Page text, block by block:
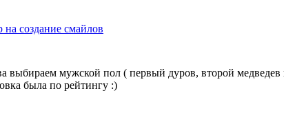
на создание смайлов
мужской пол ( первый дуров, второй
была по рейтингу :)